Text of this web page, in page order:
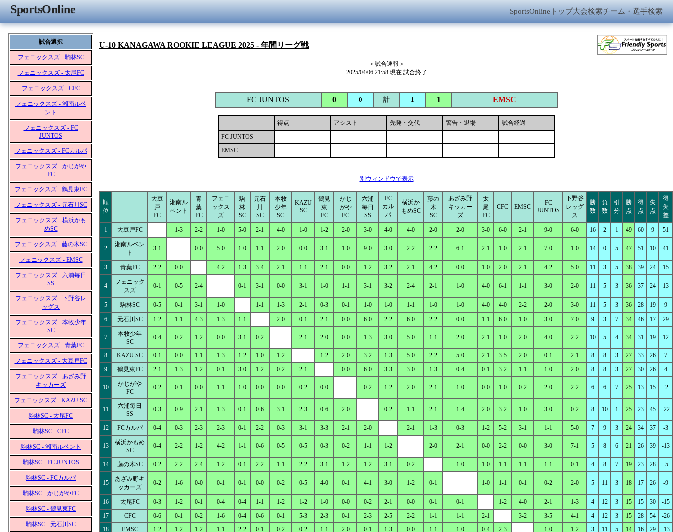
SportsOnline SportsOnlineトップ大会検索チーム・選手検索
試合選択
フェニックスズ - 駒林SC
フェニックスズ - 太尾FC
フェニックスズ - CFC
フェニックスズ - 湘南ルベ
ント
フェニックスズ - FC
JUNTOS
フェニックスズ - FCカルパ
フェニックスズ - かじがや
FC
フェニックスズ - 鶴見東FC
フェニックスズ - 元石川SC
フェニックスズ - 横浜かも
めSC
フェニックスズ - 藤の木SC
フェニックスズ - EMSC
フェニックスズ - 六浦毎日
SS
フェニックスズ - 下野谷レ
ッグス
フェニックスズ - 本牧少年
SC
フェニックスズ - 青葉FC
フェニックスズ - 大豆戸FC
フェニックスズ - あざみ野
キッカーズ
フェニックスズ - KAZU SC
駒林SC - 太尾FC
駒林SC - CFC
駒林SC - 湘南ルベント
駒林SC - FC JUNTOS
駒林SC - FCカルパ
駒林SC - かじがやFC
駒林SC - 鶴見東FC
駒林SC - 元石川SC
U-10 KANAGAWA ROOKIE LEAGUE 2025 - 年間リーグ戦
＜試合速報＞
2025/04/06 21:58 現在 試合終了
FC JUNTOS 0 0 計 1 1 EMSC
得点 アシスト 先発・交代 警告・退場
試合経過
FC JUNTOS
EMSC
別ウィンドウで表示
順
位
大豆
戸
FC
湘南ル
ベント
青
葉
FC
フェニ
ックス
ズ
駒
林
SC
元石
川
SC
本牧
少年
SC
KAZU
SC
鶴見
東
FC
かじ
がや
FC
六浦
毎日
SS
FC
カル
パ
横浜か
もめSC
藤の
木
SC
あざみ野
キッカー
ズ
太
尾
FC
CFC EMSC
FC
JUNTOS
下野谷
レッグ
ス
勝
数
負
数
引
分
勝
点
得
点
失
点
得
失
差
1 大豆戸FC 1-3 2-2 1-0 5-0 2-1 4-0 1-0 1-2 2-0 3-0 4-0 4-0 2-0 2-0 3-0 6-0 2-1 9-0 6-0 16 2 1 49 60 9 51
2
湘南ルベン
ト
3-1 0-0 5-0 1-0 1-1 2-0 0-0 3-1 1-0 9-0 3-0 2-2 2-2 6-1 2-1 1-0 2-1 7-0 1-0 14 0 5 47 51 10 41
3 青葉FC 2-2 0-0 4-2 1-3 3-4 2-1 1-1 2-1 0-0 1-2 3-2 2-1 4-2 0-0 1-0 2-0 2-1 4-2 5-0 11 3 5 38 39 24 15
4
フェニック
スズ
0-1 0-5 2-4 0-1 3-1 0-0 3-1 1-0 1-1 3-1 3-2 2-4 2-1 1-0 4-0 6-1 1-1 3-0 2-0 11 5 3 36 37 24 13
5 駒林SC 0-5 0-1 3-1 1-0 1-1 1-3 2-1 0-3 0-1 1-0 1-0 1-1 1-0 1-0 4-0 4-0 2-2 2-0 3-0 11 5 3 36 28 19 9
6 元石川SC 1-2 1-1 4-3 1-3 1-1 2-0 0-1 2-1 0-0 6-0 2-2 6-0 2-2 0-0 1-1 6-0 1-0 3-0 7-0 9 3 7 34 46 17 29
7
本牧少年
SC
0-4 0-2 1-2 0-0 3-1 0-2 2-1 2-0 0-0 1-3 3-0 5-0 1-1 2-0 2-1 1-0 2-0 4-0 2-2 10 5 4 34 31 19 12
8 KAZU SC 0-1 0-0 1-1 1-3 1-2 1-0 1-2 1-2 2-0 3-2 1-3 5-0 2-2 5-0 2-1 3-5 2-0 0-1 2-1 8 8 3 27 33 26
7
9
鶴見東FC 2-1 1-3 1-2 0-1 3-0 1-2 0-2 2-1 0-0 6-0 3-3 3-0 1-3 0-4 0-1 3-2 1-1 1-0 2-0 8 8 3 27 30 26 4
10
かじがや
FC
0-2 0-1 0-0 1-1 1-0 0-0 0-0 0-2 0-0 0-2 1-2 2-0 2-1 1-0 0-0 1-0 0-2 2-0 2-2 6 6 7 25 13 15 -2
11
六浦毎日
SS
0-3 0-9 2-1 1-3 0-1 0-6 3-1 2-3 0-6 2-0 0-2 1-1 2-1 1-4 2-0 3-2 1-0 3-0 0-2 8 10 1 25 23 45 -22
12 FCカルパ 0-4 0-3 2-3 2-3 0-1 2-2 0-3 3-1 3-3 2-1 2-0 2-1 1-3 0-3 1-2 5-2 3-1 1-1 5-0 7 9 3 24 34 37 -3
13
横浜かもめ
SC
0-4 2-2 1-2 4-2 1-1 0-6 0-5 0-5 0-3 0-2 1-1 1-2 2-0 2-1 0-0 2-2 0-0 3-0 7-1 5 8 6 21 26 39 -13
14 藤の木SC 0-2 2-2 2-4 1-2 0-1 2-2 1-1 2-2 3-1 1-2 1-2 3-1 0-2 1-0 1-0 1-1 1-1 1-1 0-1 4 8 7 19 23 28 -5
15
あざみ野キ
ッカーズ
0-2 1-6 0-0 0-1 0-1 0-0 0-2 0-5 4-0 0-1 4-1 3-0 1-2 0-1 1-0 1-1 0-1 0-2 2-0 5 11 3 18 17 26 -9
16 太尾FC 0-3 1-2 0-1 0-4 0-4 1-1 1-2 1-2 1-0 0-0 0-2 2-1 0-0 0-1 0-1 1-2 4-0 2-1 1-3 4 12 3 15 15 30
-15
17
CFC 0-6 0-1 0-2 1-6 0-4 0-6 0-1 5-3 2-3 0-1 2-3 2-5 2-2 1-1 1-1 2-1 3-2 3-5 4-1 4 12 3 15 28 54
-26
18
EMSC 1-2 1-2 1-2 1-1 2-2 0-1 0-2 0-2 1-1 2-0 0-1 1-3 0-0 1-1 1-0 0-4 2-3 1-0 1-2 3 11 5 14 16 29 -13